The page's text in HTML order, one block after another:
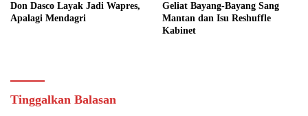
Don Dasco Layak Jadi Wapres,
Apalagi Mendagri
Geliat Bayang-Bayang Sang
Mantan dan Isu Reshuffle
Kabinet
Tinggalkan Balasan